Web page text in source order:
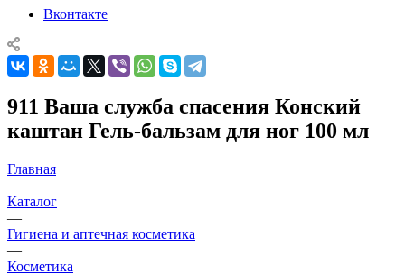
Вконтакте
911 Ваша служба спасения Конский
каштан Гель-бальзам для ног 100 мл
Главная
—
Каталог
—
Гигиена и аптечная косметика
—
Косметика